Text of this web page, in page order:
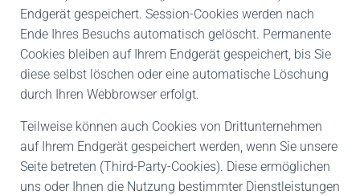
Endgerät gespeichert. Session-Cookies werden nach
Ende Ihres Besuchs automatisch gelöscht. Permanente
Cookies bleiben auf Ihrem Endgerät gespeichert, bis Sie
diese selbst löschen oder eine automatische Löschung
durch Ihren Webbrowser erfolgt.
Teilweise können auch Cookies von Drittunternehmen
auf Ihrem Endgerät gespeichert werden, wenn Sie unsere
Seite betreten (Third-Party-Cookies). Diese ermöglichen
uns oder Ihnen die Nutzung bestimmter Dienstleistungen